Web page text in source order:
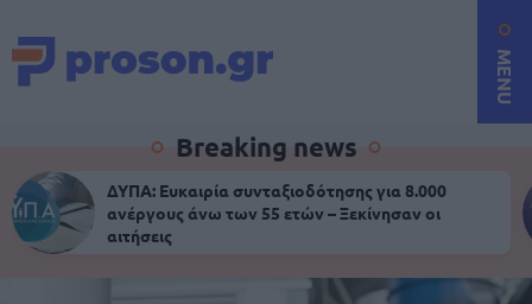
MENU
Breaking news
ΔΥΠΑ: Ευκαιρία συνταξιοδότησης για 8.000
ανέργους άνω των 55 ετών – Ξεκίνησαν οι
αιτήσεις